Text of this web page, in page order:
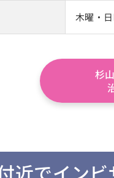
木曜・
杉
近でイン